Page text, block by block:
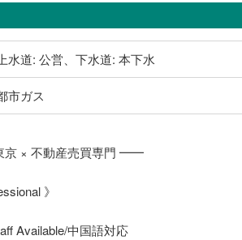
水道: 公営、下水道: 本下水
市ガス
× 不動産売買専門 ━━
》
Available/中国語対応